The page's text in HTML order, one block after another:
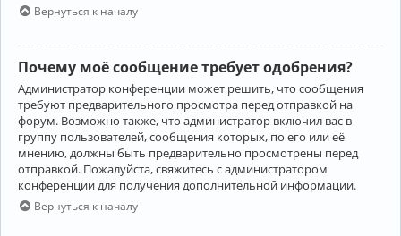
Вернуться к началу
Почему моё сообщение требует одобрения?
Администратор конференции может решить, что сообщения
требуют предварительного просмотра перед отправкой на
форум. Возможно также, что администратор включил вас в
группу пользователей, сообщения которых, по его или её
мнению, должны быть предварительно просмотрены перед
отправкой. Пожалуйста, свяжитесь с администратором
конференции для получения дополнительной информации.
Вернуться к началу